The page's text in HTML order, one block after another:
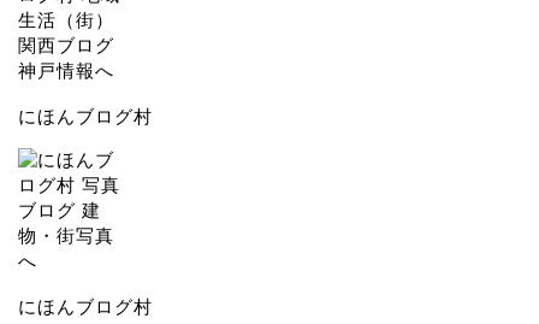
にほんブログ村
にほんブログ村